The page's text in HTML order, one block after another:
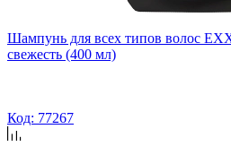
Шампунь для всех типов волос
свежесть (400 мл)
Код: 77267